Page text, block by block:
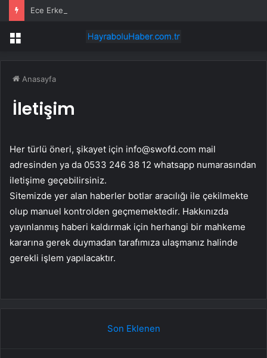
Menü
Anasayfa
İletişim
Her türlü öneri, şikayet için info@swofd.com mail
adresinden ya da 0533 246 38 12 whatsapp numarasından
iletişime geçebilirsiniz.
Sitemizde yer alan haberler botlar aracılığı ile çekilmekte
olup manuel kontrolden geçmemektedir. Hakkınızda
yayınlanmış haberi kaldırmak için herhangi bir mahkeme
kararına gerek duymadan tarafımıza ulaşmanız halinde
gerekli işlem yapılacaktır.
Son Eklenen